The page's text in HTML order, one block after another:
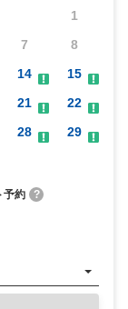
1
7
8
14
15
21
22
28
29
予約
?